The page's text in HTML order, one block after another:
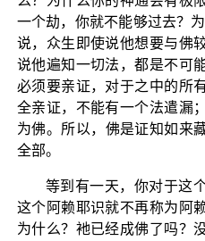
一个劫，你就不能够过去？
说，众生即使说他想要与佛
说他遍知一切法，都是不可
必须要亲证，对于之中的所
全亲证，不能有一个法遣漏
为佛。所以，佛是证知如
全部。
等到有一天，你对于这
这个阿赖耶识就不再称为阿
为什么？衪已经成佛了吗？